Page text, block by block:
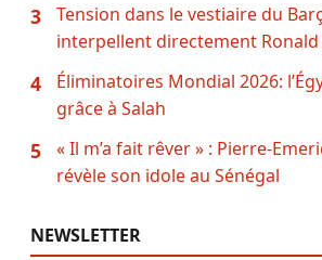
3
Tension dans le vestiaire du
interpellent directement Ronald
4
Éliminatoires Mondial 2026:
grâce à Salah
5
« Il m’a fait rêver » : Pierre-
révèle son idole au Sénégal
NEWSLETTER